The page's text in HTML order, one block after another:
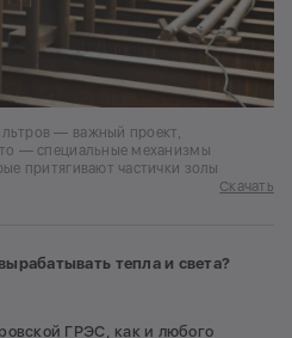
— важный проект,
— специальные механизмы
притягивают частички золы
Скачать
тепла и света?
ГРЭС, как и любого